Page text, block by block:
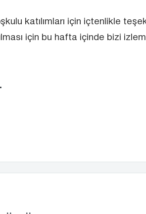
katılımları için içtenlikle
için bu hafta içinde bizi